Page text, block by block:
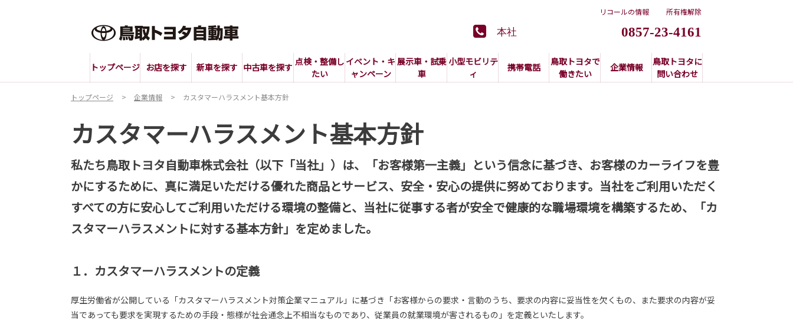
本社 0857-23-4161
トップページ お店を探す 新車を探す 中古車を探す 点検・整備し
たい
イベント・キ
ャンペーン
展示車・試乗
車
小型モビリテ
ィ
携帯電話
鳥取トヨタで
働きたい
企業情報
鳥取トヨタに
問い合わせ
リコールの情報 所有権解除
トップページ 企業情報 カスタマーハラスメント基本方針
カスタマーハラスメント基本方針
私たち鳥取トヨタ自動車株式会社（以下「当社」）は、「お客様第一主義」という信念に基づき、お客様のカーライフを豊
かにするために、真に満足いただける優れた商品とサービス、安全・安心の提供に努めており ます。当社をご利用いただく
すべての方に安心してご利用いただける環境の整備と、当社に従事する者が安全で健康的な職場環境を構築するため、「カ
スタマーハラスメントに対する基本方針」を定めました。
１．カスタマーハラスメントの定義
厚生労働省が公開している「カスタマーハラスメント対策企業マニュアル」に基づき「お客様からの要求・言動のうち、要求の内容に妥当性を欠くもの、また要求の内容が妥
当であっても要求を実現するための手段・態様が社会通念上不相当なものであり、従業員の就業環境が害されるもの」を定義といたします。